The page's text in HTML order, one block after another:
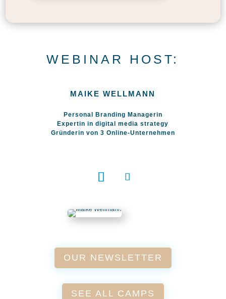
WEBINAR HOST:
MAIKE WELLMANN
Personal Branding Managerin
Expertin in digital media strategy​
Gründerin von 3 Online-Unternehmen
OUR NEWSLETTER
SEE ALL CAMPS